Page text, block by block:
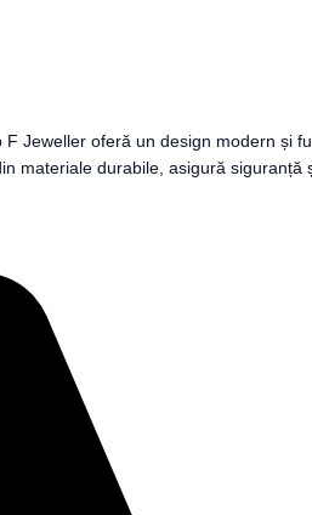
Jeweller oferă un design modern
materiale durabile, asigură